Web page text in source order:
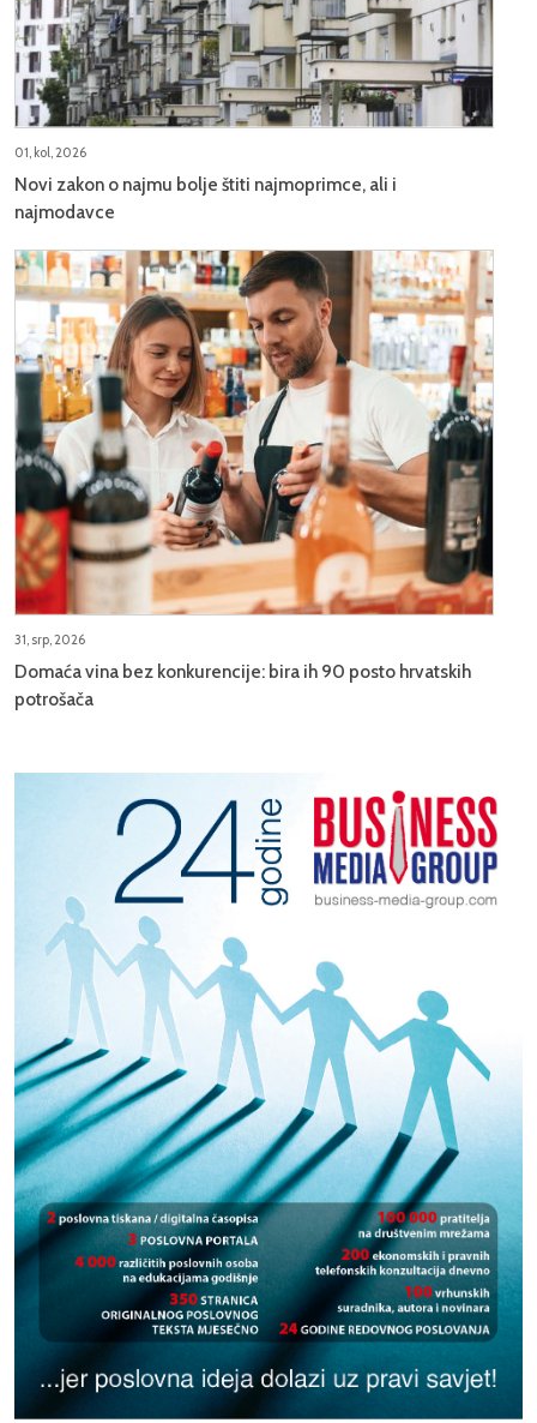
01, kol, 2026
Novi zakon o najmu bolje štiti najmoprimce, ali i
najmodavce
31, srp, 2026
Domaća vina bez konkurencije: bira ih 90 posto hrvatskih
potrošača